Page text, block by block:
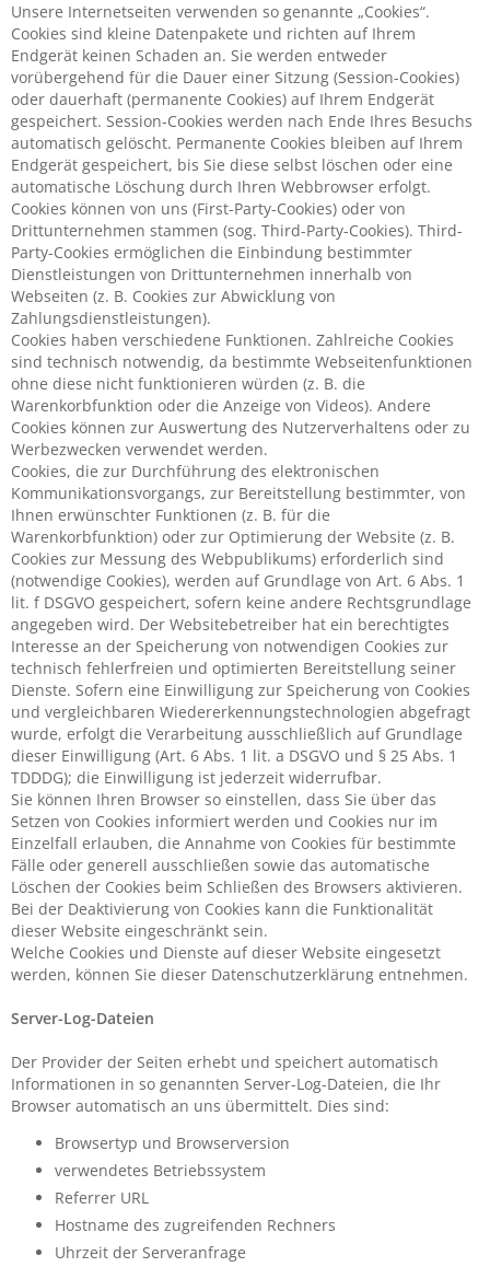
Unsere Internetseiten verwenden so genannte „Cookies“.
Cookies sind kleine Datenpakete und richten auf Ihrem
Endgerät keinen Schaden an. Sie werden entweder
vorübergehend für die Dauer einer Sitzung (Session-Cookies)
oder dauerhaft (permanente Cookies) auf Ihrem Endgerät
gespeichert. Session-Cookies werden nach Ende Ihres Besuchs
automatisch gelöscht. Permanente Cookies bleiben auf Ihrem
Endgerät gespeichert, bis Sie diese selbst löschen oder eine
automatische Löschung durch Ihren Webbrowser erfolgt.
Cookies können von uns (First-Party-Cookies) oder von
Drittunternehmen stammen (sog. Third-Party-Cookies). Third-
Party-Cookies ermöglichen die Einbindung bestimmter
Dienstleistungen von Drittunternehmen innerhalb von
Webseiten (z. B. Cookies zur Abwicklung von
Zahlungsdienstleistungen).
Cookies haben verschiedene Funktionen. Zahlreiche Cookies
sind technisch notwendig, da bestimmte Webseitenfunktionen
ohne diese nicht funktionieren würden (z. B. die
Warenkorbfunktion oder die Anzeige von Videos). Andere
Cookies können zur Auswertung des Nutzerverhaltens oder zu
Werbezwecken verwendet werden.
Cookies, die zur Durchführung des elektronischen
Kommunikationsvorgangs, zur Bereitstellung bestimmter, von
Ihnen erwünschter Funktionen (z. B. für die
Warenkorbfunktion) oder zur Optimierung der Website (z. B.
Cookies zur Messung des Webpublikums) erforderlich sind
(notwendige Cookies), werden auf Grundlage von Art. 6 Abs. 1
lit. f DSGVO gespeichert, sofern keine andere Rechtsgrundlage
angegeben wird. Der Websitebetreiber hat ein berechtigtes
Interesse an der Speicherung von notwendigen Cookies zur
technisch fehlerfreien und optimierten Bereitstellung seiner
Dienste. Sofern eine Einwilligung zur Speicherung von Cookies
und vergleichbaren Wiedererkennungstechnologien abgefragt
wurde, erfolgt die Verarbeitung ausschließlich auf Grundlage
dieser Einwilligung (Art. 6 Abs. 1 lit. a DSGVO und § 25 Abs. 1
TDDDG); die Einwilligung ist jederzeit widerrufbar.
Sie können Ihren Browser so einstellen, dass Sie über das
Setzen von Cookies informiert werden und Cookies nur im
Einzelfall erlauben, die Annahme von Cookies für bestimmte
Fälle oder generell ausschließen sowie das automatische
Löschen der Cookies beim Schließen des Browsers aktivieren.
Bei der Deaktivierung von Cookies kann die Funktionalität
dieser Website eingeschränkt sein.
Welche Cookies und Dienste auf dieser Website eingesetzt
werden, können Sie dieser Datenschutzerklärung entnehmen.
Server-Log-Dateien
Der Provider der Seiten erhebt und speichert automatisch
Informationen in so genannten Server-Log-Dateien, die Ihr
Browser automatisch an uns übermittelt. Dies sind:
Browsertyp und Browserversion
verwendetes Betriebssystem
Referrer URL
Hostname des zugreifenden Rechners
Uhrzeit der Serveranfrage